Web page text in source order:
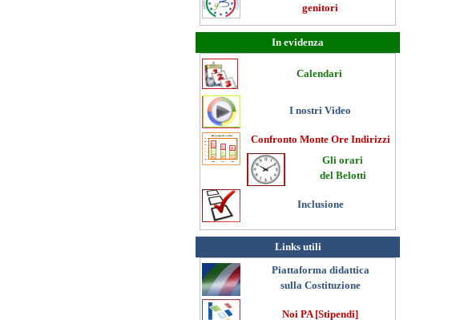
genitori
In evidenza
Calendari
I nostri Video
Confronto Monte Ore Indirizzi
Gli orari
del Belotti
Inclusione
Links utili
Piattaforma didattica
sulla Costituzione
Noi PA [Stipendi]